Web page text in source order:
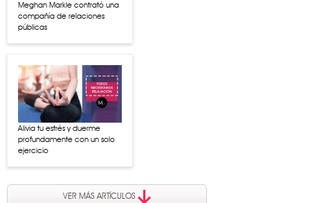
Meghan Markle contrató una
compañía de relaciones
públicas
Alivia tu estrés y duerme
profundamente con un solo
ejercicio
VER MÁS ARTÍCULOS